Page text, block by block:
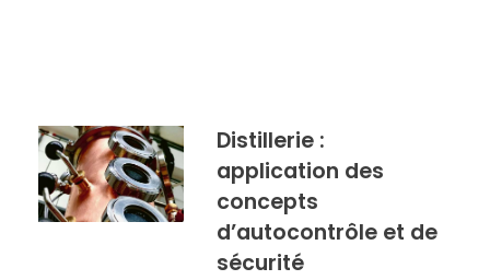
Distillerie :
application des
concepts
d’autocontrôle et de
sécurité